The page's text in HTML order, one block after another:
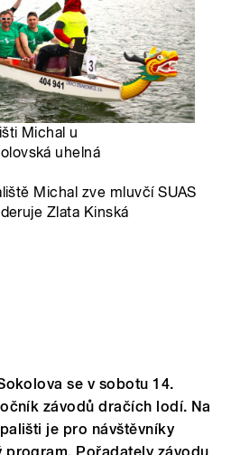
Michal u
uhelná
Michal zve mluvčí SUAS
Zlata Kinská
se v sobotu 14.
závodů dračích lodí. Na
je pro návštěvníky